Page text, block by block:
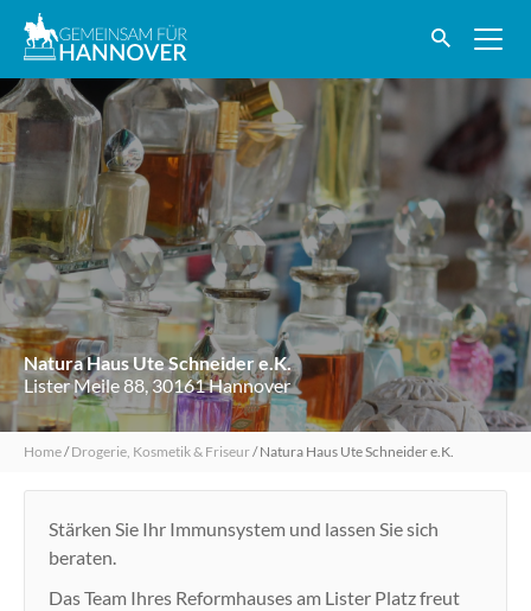
Natura Haus Ute Schneider e.K.
Lister Meile 88, 30161 Hannover
Home/Drogerie, Kosmetik & Friseur/Natura Haus Ute Schneider e.K.
Stärken Sie Ihr Immunsystem und lassen Sie sich
beraten.
Das Team Ihres Reformhauses am Lister Platz freut